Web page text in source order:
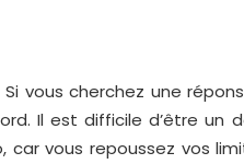
vous cherchez une
Il est difficile d’être un
car vous repoussez vos